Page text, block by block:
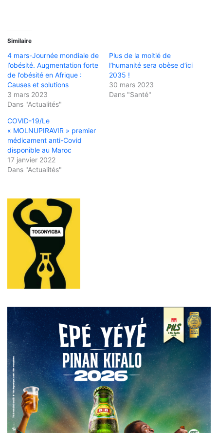
Similaire
4 mars-Journée mondiale de
l’obésité. Augmentation forte
de l’obésité en Afrique :
Causes et solutions
3 mars 2023
Dans "Actualités"
Plus de la moitié de
l’humanité sera obèse d’ici
2035 !
30 mars 2023
Dans "Santé"
COVID-19/Le
« MOLNUPIRAVIR » premier
médicament anti-Covid
disponible au Maroc
17 janvier 2022
Dans "Actualités"